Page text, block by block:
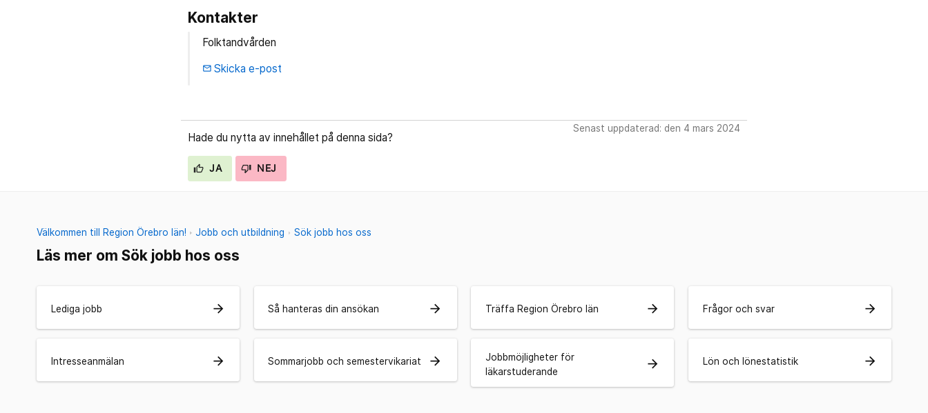
Kontakter
Folktandvården
email Skicka e-post
Hade du nytta av innehållet på denna sida?
JA NEJ
Senast uppdaterad: den 4 mars 2024
Välkommen till Region Örebro län! Jobb och utbildning Sök jobb hos oss
Läs mer om Sök jobb hos oss
Lediga jobb arrow_forward Så hanteras din ansökan arrow_forward Träffa Region Örebro län arrow_forward Frågor och svar arrow_forward
Intresseanmälan arrow_forward Sommarjobb och semestervikariat arrow_forward
Jobbmöjligheter för
läkarstuderande
arrow_forward Lön och lönestatistik arrow_forward